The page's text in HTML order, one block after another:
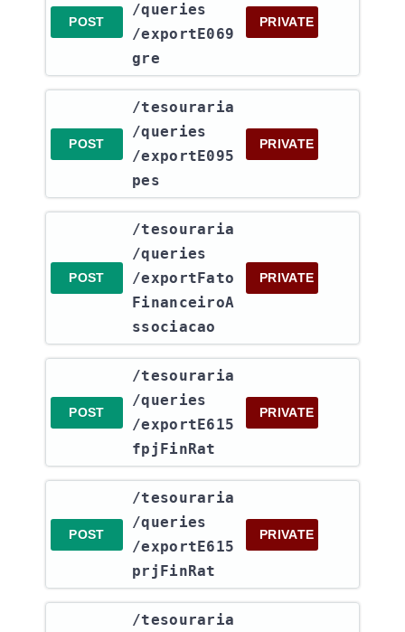
POST
/queries​
/exportE069
gre
PRIVATE
POST
​/tesouraria​
/queries​
/exportE095
pes
PRIVATE
POST
​/tesouraria​
/queries​
/exportFato
FinanceiroA
ssociacao
PRIVATE
POST
​/tesouraria​
/queries​
/exportE615
fpjFinRat
PRIVATE
POST
​/tesouraria​
/queries​
/exportE615
prjFinRat
PRIVATE
​/tesouraria​